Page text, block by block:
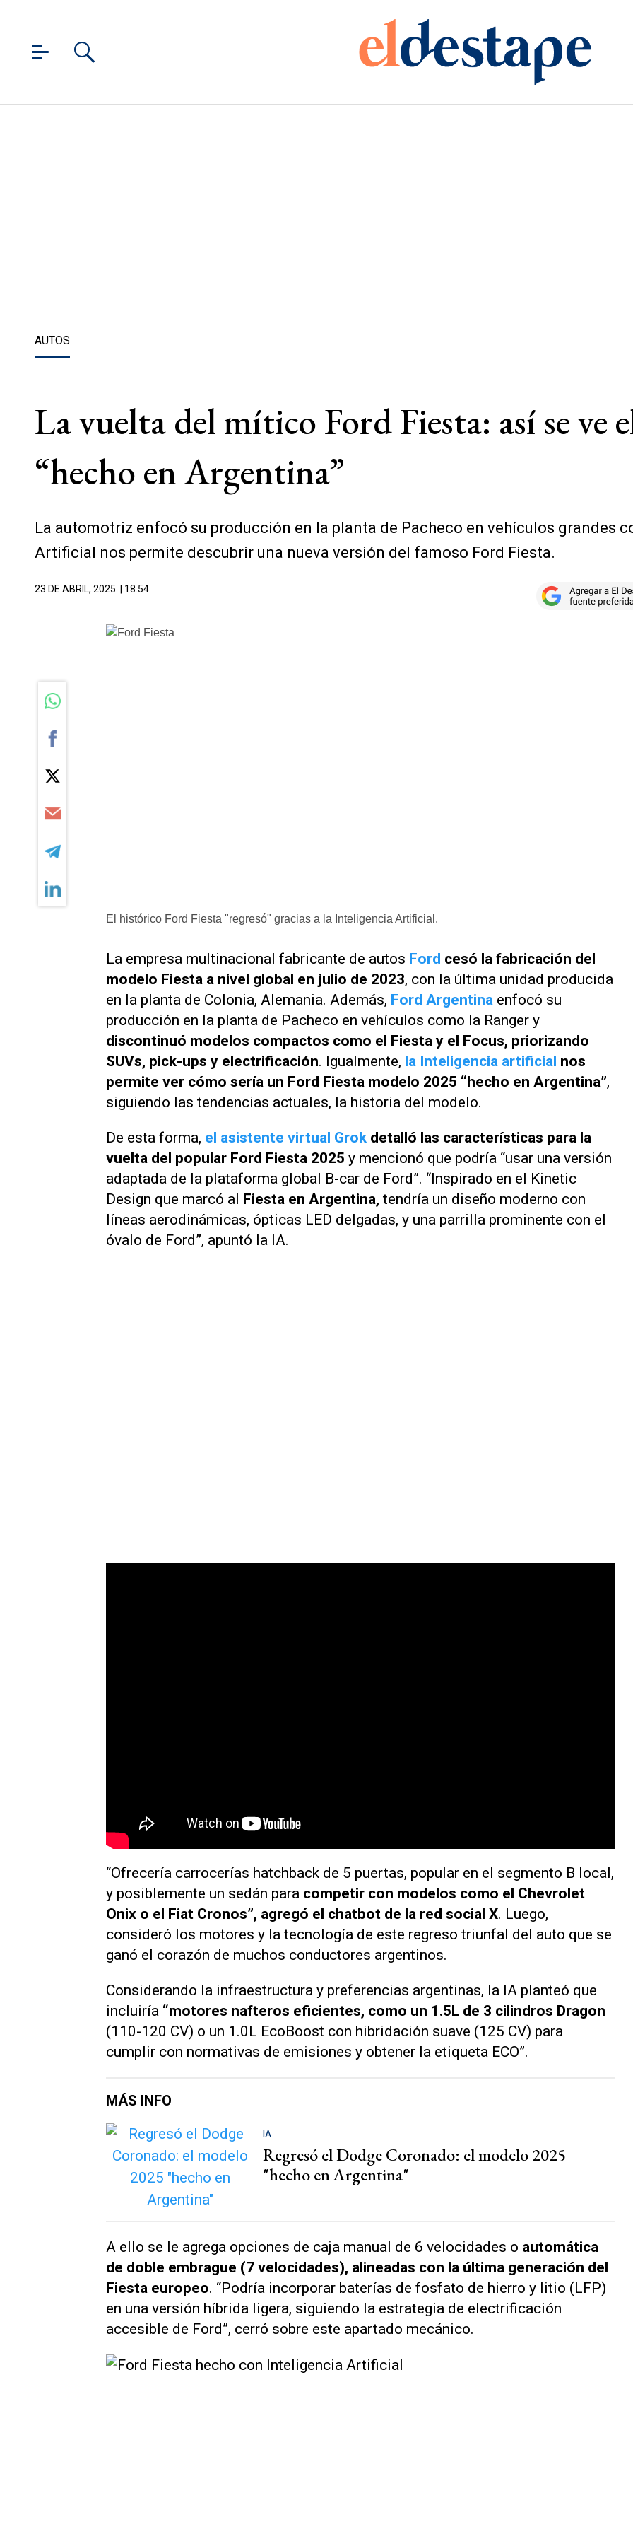
AUTOS
La vuelta del mítico Ford Fiesta: así se ve
“hecho en Argentina”
La automotriz enfocó su producción en la planta de Pacheco en vehículos grandes
Artificial nos permite descubrir una nueva versión del famoso Ford Fiesta.
23 DE ABRIL, 2025 | 18.54
El histórico Ford Fiesta "regresó" gracias a la Inteligencia Artificial.
La empresa multinacional fabricante de autos Ford cesó la fabricación del
modelo Fiesta a nivel global en julio de 2023, con la última unidad producida
en la planta de Colonia, Alemania. Además, Ford Argentina enfocó su
producción en la planta de Pacheco en vehículos como la Ranger y
discontinuó modelos compactos como el Fiesta y el Focus, priorizando
SUVs, pick-ups y electrificación. Igualmente, la Inteligencia artificial nos
permite ver cómo sería un Ford Fiesta modelo 2025 “hecho en Argentina”,
siguiendo las tendencias actuales, la historia del modelo.
De esta forma, el asistente virtual Grok detalló las características para la
vuelta del popular Ford Fiesta 2025 y mencionó que podría “usar una versión
adaptada de la plataforma global B-car de Ford”. “Inspirado en el Kinetic
Design que marcó al Fiesta en Argentina, tendría un diseño moderno con
líneas aerodinámicas, ópticas LED delgadas, y una parrilla prominente con el
óvalo de Ford”, apuntó la IA.
“Ofrecería carrocerías hatchback de 5 puertas, popular en el segmento B local,
y posiblemente un sedán para competir con modelos como el Chevrolet
Onix o el Fiat Cronos”, agregó el chatbot de la red social X. Luego,
consideró los motores y la tecnología de este regreso triunfal del auto que se
ganó el corazón de muchos conductores argentinos.
Considerando la infraestructura y preferencias argentinas, la IA planteó que
incluiría “motores nafteros eficientes, como un 1.5L de 3 cilindros Dragon
(110-120 CV) o un 1.0L EcoBoost con hibridación suave (125 CV) para
cumplir con normativas de emisiones y obtener la etiqueta ECO”.
MÁS INFO
IA
Regresó el Dodge Coronado: el modelo 2025
"hecho en Argentina"
A ello se le agrega opciones de caja manual de 6 velocidades o automática
de doble embrague (7 velocidades), alineadas con la última generación del
Fiesta europeo. “Podría incorporar baterías de fosfato de hierro y litio (LFP)
en una versión híbrida ligera, siguiendo la estrategia de electrificación
accesible de Ford”, cerró sobre este apartado mecánico.